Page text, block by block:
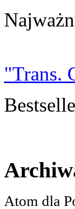
"Trans.
Atom dla